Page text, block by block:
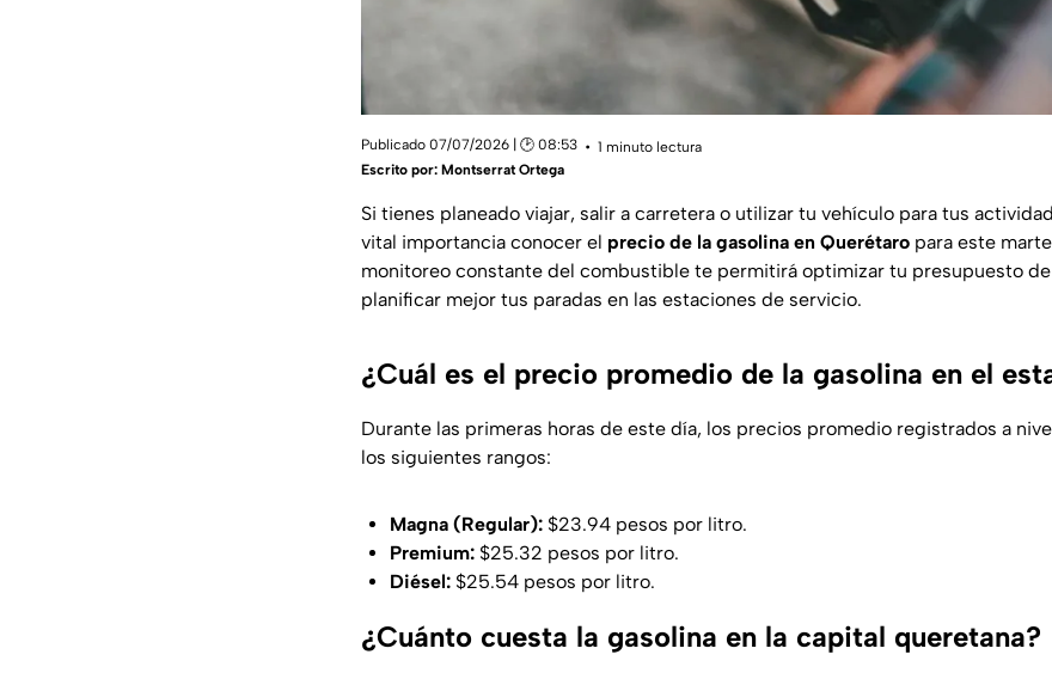
Publicado 07/07/2026 | 🕑 08:53
1 minuto lectura
Escrito por: Montserrat Ortega
Si tienes planeado viajar, salir a carretera o utilizar tu vehículo para tus
vital importancia conocer el precio de la gasolina en Querétaro para este
monitoreo constante del combustible te permitirá optimizar tu presupuesto
planificar mejor tus paradas en las estaciones de servicio.
¿Cuál es el precio promedio de la gasolina en el
Durante las primeras horas de este día, los precios promedio registrados a
los siguientes rangos:
Magna (Regular): $23.94 pesos por litro.
Premium: $25.32 pesos por litro.
Diésel: $25.54 pesos por litro.
¿Cuánto cuesta la gasolina en la capital queretana?